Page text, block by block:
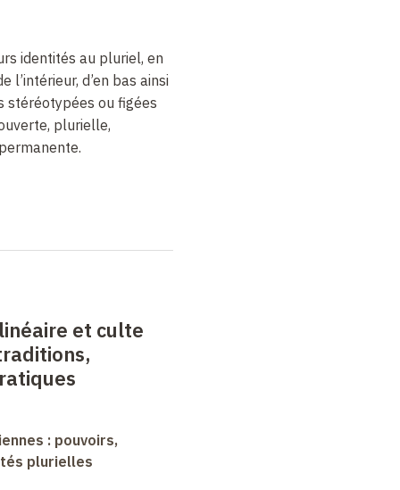
identités au pluriel, en
l’intérieur, d’en bas ainsi
stéréotypées ou figées
plurielle,
et culte
: pouvoirs,
plurielles